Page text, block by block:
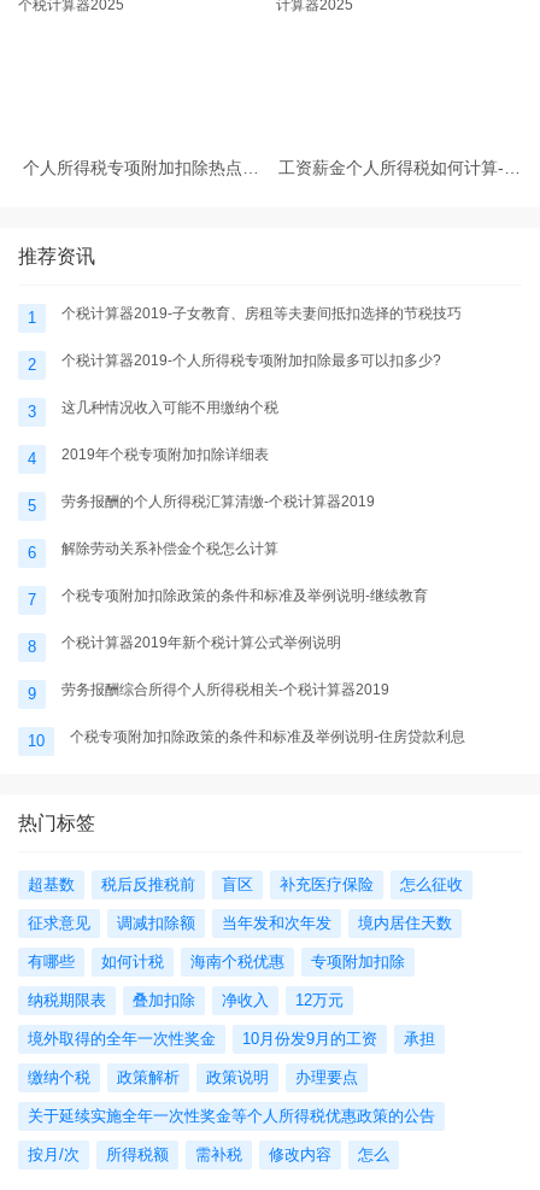
个人所得税专项附加扣除热点问
工资薪金个人所得税如何计算-个
推荐资讯
1 个税计算器2019-子女教育、房租等夫妻间抵扣选择的节税技巧
2 个税计算器2019-个人所得税专项附加扣除最多可以扣多少?
3 这几种情况收入可能不用缴纳个税
4 2019年个税专项附加扣除详细表
5 劳务报酬的个人所得税汇算清缴-个税计算器2019
6 解除劳动关系补偿金个税怎么计算
7 个税专项附加扣除政策的条件和标准及举例说明-继续教育
8 个税计算器2019年新个税计算公式举例说明
9 劳务报酬综合所得个人所得税相关-个税计算器2019
10 个税专项附加扣除政策的条件和标准及举例说明-住房贷款利息
热门标签
超基数 税后反推税前 盲区 补充医疗保险 怎么征收
征求意见 调减扣除额 当年发和次年发 境内居住天数
有哪些 如何计税 海南个税优惠 专项附加扣除
纳税期限表 叠加扣除 净收入 12万元
境外取得的全年一次性奖金 10月份发9月的工资 承担
缴纳个税 政策解析 政策说明 办理要点
关于延续实施全年一次性奖金等个人所得税优惠政策的公告
按月/次 所得税额 需补税 修改内容 怎么